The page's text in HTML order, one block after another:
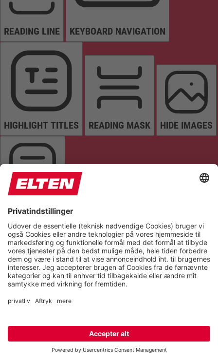
READING LINE KEYBOARD NAVIGATION
HIGHLIGHT TITLES READING MASK HIDE IMAGES
READ PAGE